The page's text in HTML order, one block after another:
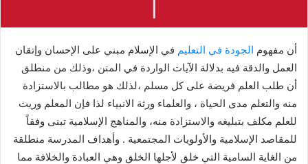
أن مفهوم الجودة في التعليم في الإسلام مبني على الإحسان وإتقان
العمل والدقة فيه بدلالة الآيات الواردة في المتن ،وذلك من منطلق
أن طلب العلم فريضة على كل مسلم ،لذلك هو مطالب بالاستزادة
منه والتعلم مدى الحياة ، والعلماء ورثة الانبياء لذا فإن المعلم وريث
للعلم مكلف بتبليغه والاستزادة منه، والمناهج الإسلامية تبنى وفقاً
للمقاصد الإسلامية والأولويات المجتمعية . وأهداف المدرسة منطلقة
من الغاية السامية التي خلق لأجلها الخلق وهي العبادة والخلافة مما